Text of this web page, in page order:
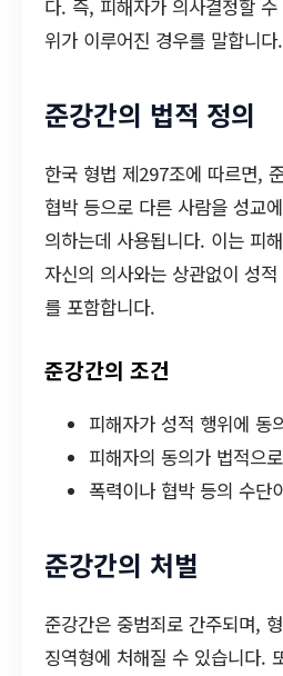
다. 즉, 피해자가 의사결정할
위가 이루어진 경우를 말합니다.
준강간의 법적 정의
한국 형법 제297조에 따르면,
협박 등으로 다른 사람을 성교
의하는데 사용됩니다. 이는 피
자신의 의사와는 상관없이 성
를 포함합니다.
준강간의 조건
피해자가 성적 행위에 동
피해자의 동의가 법적으
폭력이나 협박 등의 수단
준강간의 처벌
준강간은 중범죄로 간주되며,
징역형에 처해질 수 있습니다.